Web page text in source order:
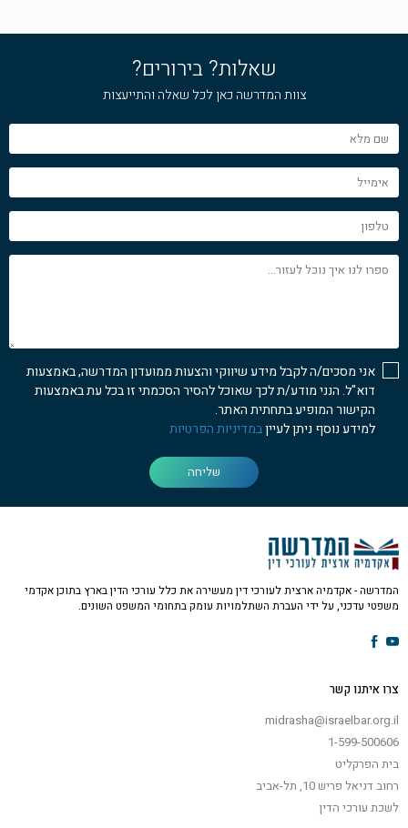
שאלות? בירורים?
צוות המדרשה כאן לכל שאלה והתייעצות
שם
מלא
אימייל
טלפון
ספרו
לנו
אני מסכים/ה לקבל מידע שיווקי והצעות ממועדון המדרשה, באמצעות
דוא"ל. הנני מודע/ת לכך שאוכל להסיר הסכמתי זו בכל עת באמצעות
הקישור המופיע בתחתית האתר.
למידע נוסף ניתן לעייןבמדיניות הפרטיות
שליחה
המדרשה - אקדמיה ארצית לעורכי דין מעשירה את כלל עורכי הדין בארץ בתוכן אקדמי
משפטי עדכני, על ידי העברת השתלמויות עומק בתחומי המשפט השונים.
צרו איתנו קשר
midrasha@israelbar.org.il
1-599-500606
בית הפרקליט
רחוב דניאל פריש 10, תל-אביב
לשכת עורכי הדין